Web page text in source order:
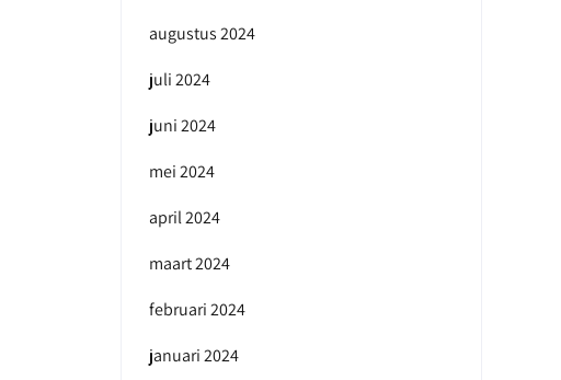
augustus 2024
juli 2024
juni 2024
mei 2024
april 2024
maart 2024
februari 2024
januari 2024